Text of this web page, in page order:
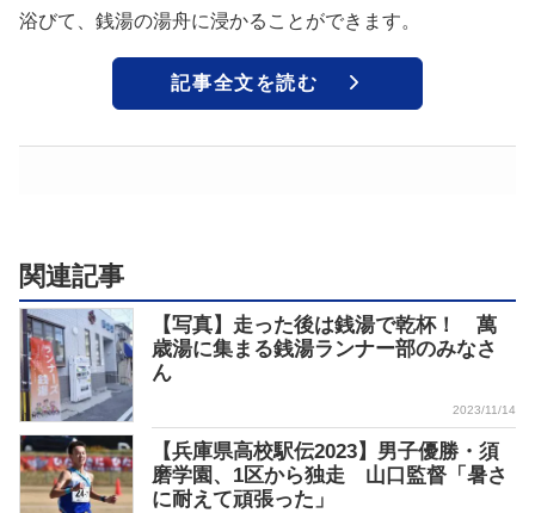
浴びて、銭湯の湯舟に浸かることができます。
記事全文を読む
関連記事
【写真】走った後は銭湯で乾杯！ 萬
歳湯に集まる銭湯ランナー部のみなさ
ん
2023/11/14
【兵庫県高校駅伝2023】男子優勝・須
磨学園、1区から独走 山口監督「暑さ
に耐えて頑張った」